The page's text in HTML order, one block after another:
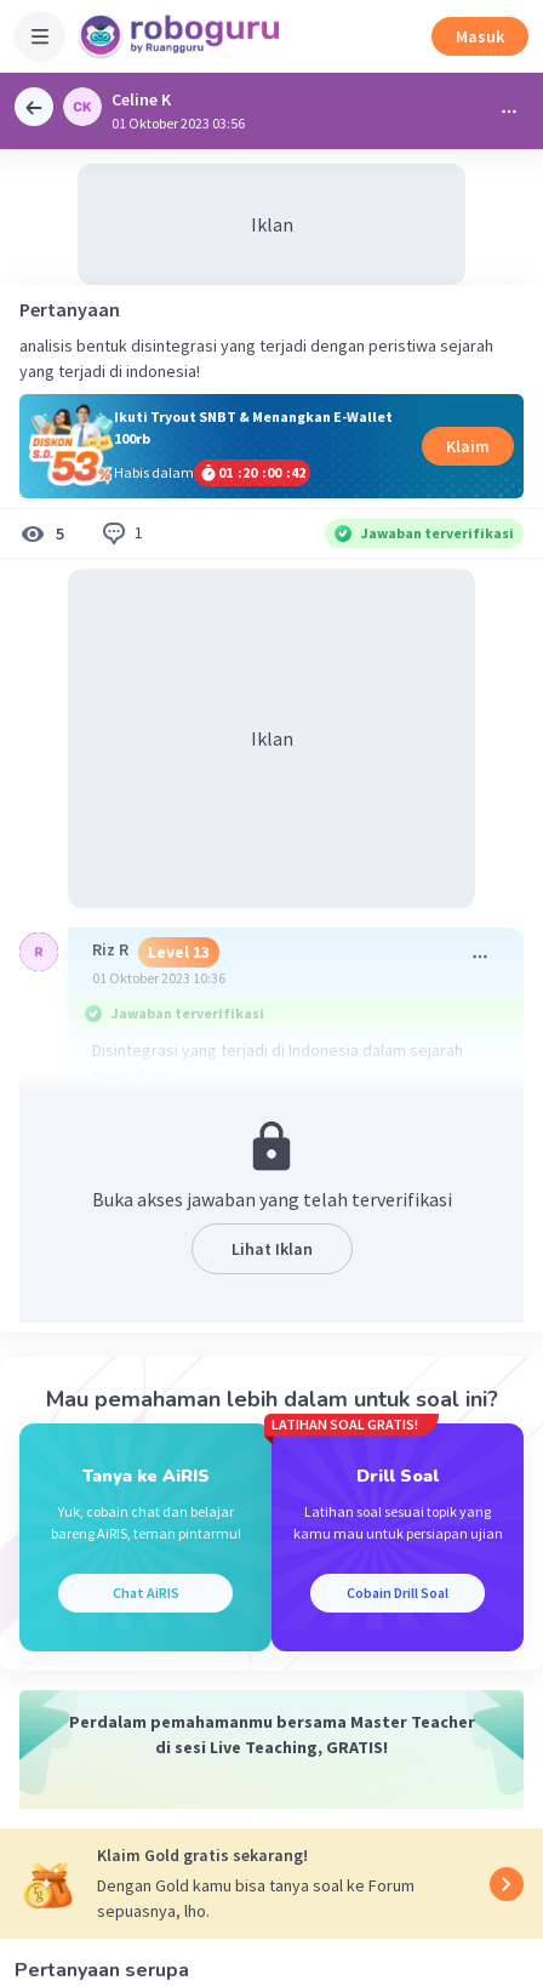
Masuk
Celine K
01 Oktober 2023 03:56
Iklan
Pertanyaan
analisis bentuk disintegrasi yang terjadi dengan peristiwa sejarah
yang terjadi di indonesia!
Ikuti Tryout SNBT & Menangkan E-Wallet
100rb
Habis dalam
01 :20 :00 :41
Klaim
5 1 Jawaban terverifikasi
Iklan
Riz R Level 13
01 Oktober 2023 10:36
Jawaban terverifikasi
Disintegrasi yang terjadi di Indonesia dalam sejarah
2. Perpecahan etnis dan agama yang mempengaruhi
3. Timbulnya gerakan separatis di beberapa wilayah.
4. Pembentukan negara Indonesia yang menyatukan
berbagai entitas menjadi satu.
Buka akses jawaban yang telah terverifikasi
Lihat Iklan
Mau pemahaman lebih dalam untuk soal ini?
Tanya ke AiRIS
Yuk, cobain chat dan belajar
bareng AiRIS, teman pintarmu!
Chat AiRIS
LATIHAN SOAL GRATIS!
Drill Soal
Latihan soal sesuai topik yang
kamu mau untuk persiapan ujian
Cobain Drill Soal
Perdalam pemahamanmu bersama Master Teacher
di sesi Live Teaching, GRATIS!
Klaim Gold gratis sekarang!
Dengan Gold kamu bisa tanya soal ke Forum
sepuasnya, lho.
Pertanyaan serupa